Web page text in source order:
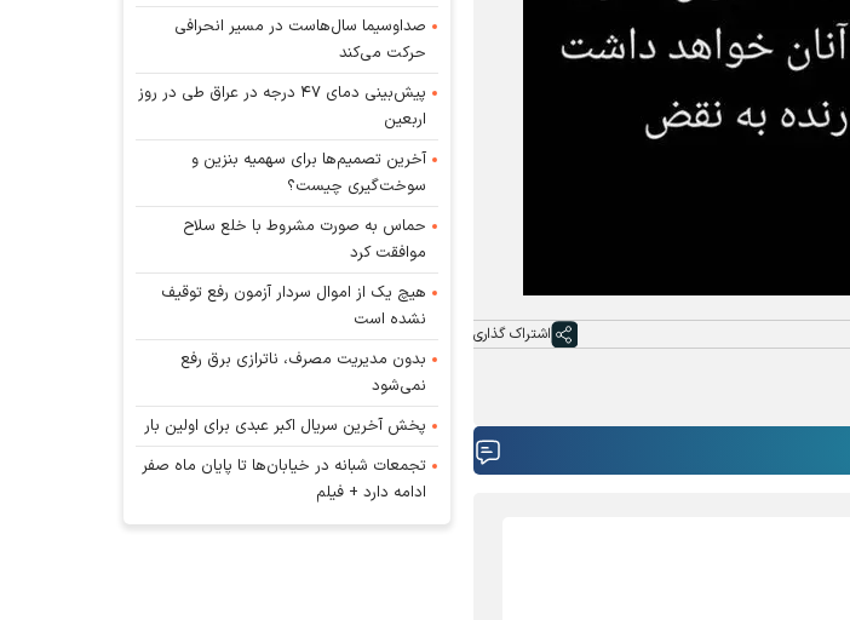
اشتراک گذاری
صداوسیما سال‌هاست در مسیر انحرافی
حرکت می‌کند
پیش‌بینی دمای ۴۷ درجه در عراق طی در روز
اربعین
آخرین تصمیم‌ها برای سهمیه بنزین و
سوخت‌گیری چیست؟
حماس به صورت مشروط با خلع سلاح
موافقت کرد
هیچ یک از اموال سردار آزمون رفع توقیف
نشده است
بدون مدیریت مصرف، ناترازی برق رفع
نمی‌شود
پخش آخرین سریال اکبر عبدی برای اولین بار
تجمعات شبانه در خیابان‌ها تا پایان ماه صفر
ادامه دارد + فیلم